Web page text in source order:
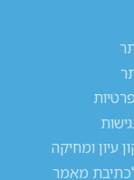
עיון ומחיקה
מאמר